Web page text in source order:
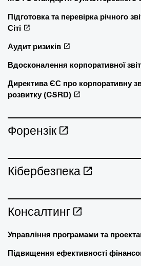
Підготовка та перевірка річного
Сіті
Аудит ризиків
Вдосконалення корпоративної
Директива ЄС про корпоративну
розвитку (CSRD)
Форензік
Кібербезпека
Консалтинг
Управління програмами та
Підвищення ефективності